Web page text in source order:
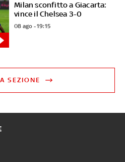
Milan sconfitto a Giacarta:
vince il Chelsea 3-0
08 ago - 19:15
SEZIONE